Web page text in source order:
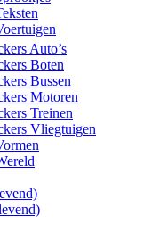
Auto’s
Boten
Bussen
Motoren
Treinen
Vliegtuigen